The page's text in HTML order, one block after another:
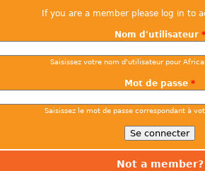
If you are a member please log in to
Nom d'utilisateur *
Saisissez votre nom d'utilisateur pour
Mot de passe *
Saisissez le mot de passe correspondant à
Not a member?